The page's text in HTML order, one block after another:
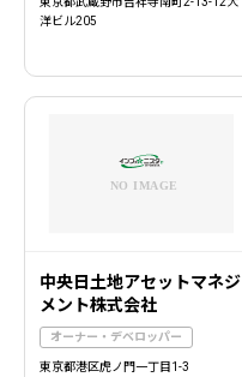
洋ビル205
中央日土地アセットマネジ
メント株式会社
オーナー・デベロッパー
東京都港区虎ノ門一丁目1-3